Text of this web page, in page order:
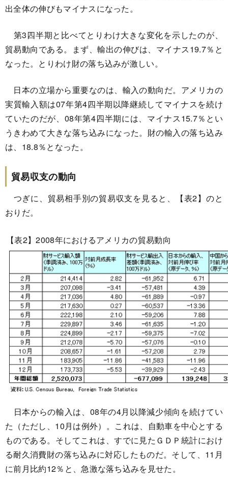
出全体の伸びもマイナスになった。
第3四半期と比べてとりわけ大きな変化を示したのが、
貿易動向である。まず、輸出の伸びは、マイナス19.7％と
なった。とりわけ財の落ち込みが激しい。
日本の立場から重要なのは、輸入の動向だ。アメリカの
実質輸入額は07年第4四半期以降継続してマイナスを続け
ていたのだが、08年第4四半期には、マイナス15.7％とい
うきわめて大きな落ち込みになった。財の輸入の落ち込み
は、18.8％となった。
貿易収支の動向
つぎに、貿易相手別の貿易収支を見ると、【表2】のと
おりだ。
【表2】2008年におけるアメリカの貿易動向
日本からの輸入は、08年の4月以降減少傾向を続けてい
た（ただし、10月は例外）。これは、自動車を中心とする
ものである。そしてこれは、すでに見たＧＤＰ統計におけ
る耐久消費財の落ち込みに対応したものだ。そして、11月
に前月比約12％と、急激な落ち込みを見せた。